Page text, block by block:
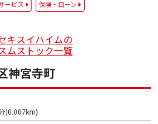
ービス 保険・ローン
キスイハイムの
ムストック一覧
神宮寺町
(0.007km)